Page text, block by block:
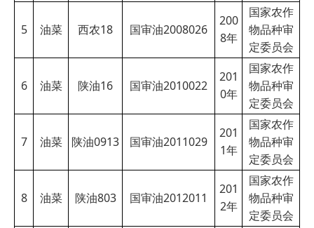
5 油菜 西农18 国审油2008026
200
8年
国家农作
物品种审
定委员会
6 油菜 陕油16 国审油2010022
201
0年
国家农作
物品种审
定委员会
7 油菜 陕油0913 国审油2011029
201
1年
国家农作
物品种审
定委员会
8 油菜 陕油803 国审油2012011
201
2年
国家农作
物品种审
定委员会